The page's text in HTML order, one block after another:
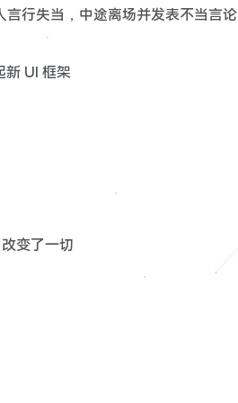
言行失当，中途离场并发表不当言论
新 UI 框架
变了一切